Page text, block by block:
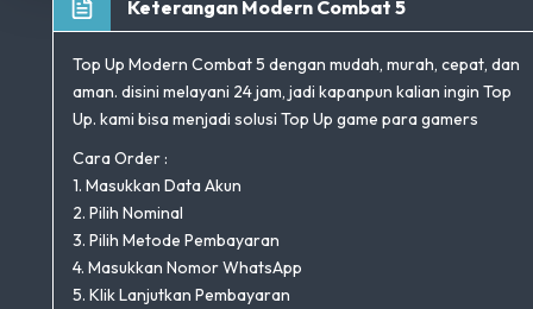
Keterangan Modern Combat 5
Top Up Modern Combat 5 dengan mudah, murah, cepat, dan
aman. disini melayani 24 jam, jadi kapanpun kalian ingin Top
Up. kami bisa menjadi solusi Top Up game para gamers
Cara Order :
1. Masukkan Data Akun
2. Pilih Nominal
3. Pilih Metode Pembayaran
4. Masukkan Nomor WhatsApp
5. Klik Lanjutkan Pembayaran